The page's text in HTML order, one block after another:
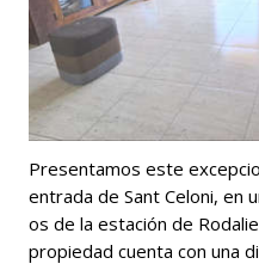
Presentamos este
entrada de Sant Celoni, en
os de la estación de
propiedad cuenta con una